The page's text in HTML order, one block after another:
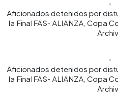
Aficionados detenidos por
la Final FAS- ALIANZA, Copa
Aficionados detenidos por
la Final FAS- ALIANZA, Copa